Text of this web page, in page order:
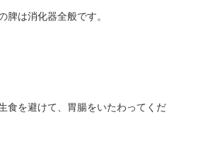
は消化器全般です。
食を避けて、胃腸をいたわってくだ